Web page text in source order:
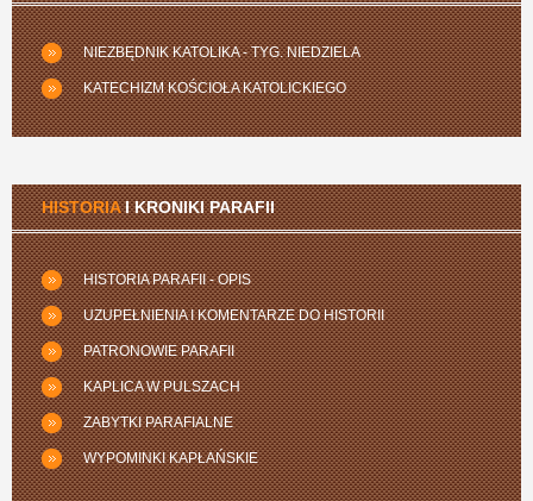
NIEZBĘDNIK KATOLIKA - TYG. NIEDZIELA
KATECHIZM KOŚCIOŁA KATOLICKIEGO
HISTORIAI KRONIKI PARAFII
HISTORIA PARAFII - OPIS
UZUPEŁNIENIA I KOMENTARZE DO HISTORII
PATRONOWIE PARAFII
KAPLICA W PULSZACH
ZABYTKI PARAFIALNE
WYPOMINKI KAPŁAŃSKIE